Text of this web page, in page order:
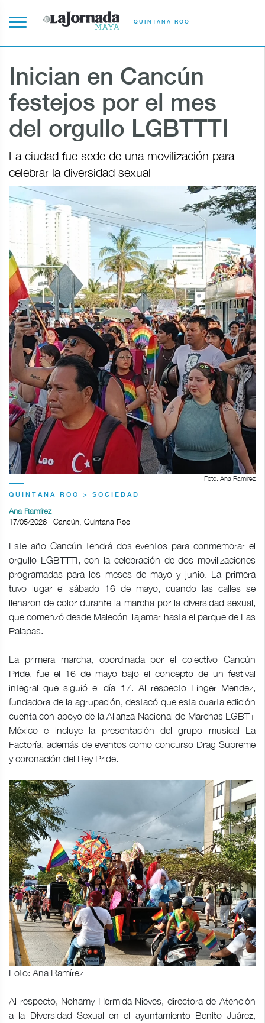
QUINTANA ROO
Inician en Cancún
festejos por el mes
del orgullo LGBTTTI
La ciudad fue sede de una movilización para
celebrar la diversidad sexual
Foto: Ana Ramírez
QUINTANA ROO > SOCIEDAD
Ana Ramírez
17/05/2026 | Cancún, Quintana Roo
Este año Cancún tendrá dos eventos para conmemorar el
orgullo LGBTTTI, con la celebración de dos movilizaciones
programadas para los meses de mayo y junio. La primera
tuvo lugar el sábado 16 de mayo, cuando las calles se
llenaron de color durante la marcha por la diversidad sexual,
que comenzó desde Malecón Tajamar hasta el parque de Las
Palapas.
La primera marcha, coordinada por el colectivo Cancún
Pride, fue el 16 de mayo bajo el concepto de un festival
integral que siguió el día 17. Al respecto Linger Mendez,
fundadora de la agrupación, destacó que esta cuarta edición
cuenta con apoyo de la Alianza Nacional de Marchas LGBT+
México e incluye la presentación del grupo musical La
Factoría, además de eventos como concurso Drag Supreme
y coronación del Rey Pride.
Foto: Ana Ramírez
Al respecto, Nohamy Hermida Nieves, directora de Atención
a la Diversidad Sexual en el ayuntamiento Benito Juárez,